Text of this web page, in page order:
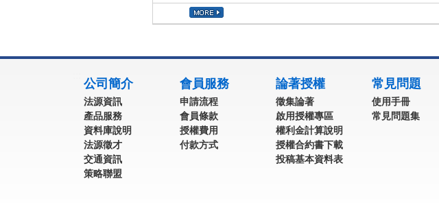
公司簡介
法源資訊
產品服務
資料庫說明
法源徵才
交通資訊
策略聯盟
會員服務
申請流程
會員條款
授權費用
付款方式
論著授權
徵集論著
啟用授權專區
權利金計算說明
授權合約書下載
投稿基本資料表
常見問題
使用手冊
常見問題集